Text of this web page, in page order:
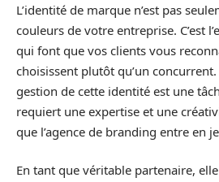
L’identité de marque n’est pas
couleurs de votre entreprise. C’est
qui font que vos clients vous
choisissent plutôt qu’un
gestion de cette identité est une
requiert une expertise et une
que l’agence de branding entre en
En tant que véritable partenaire,